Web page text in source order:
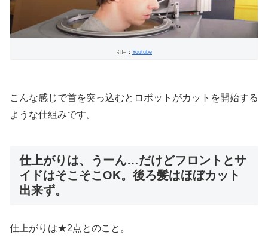
引用： Youtube
こんな感じで首を突っ込むとロボットがカットを開始する
ような仕組みです。
仕上がりは、うーん…だけどフロントとサ
イドはそこそこOK。後ろ髪はほぼカット
出来ず。
仕上がりは★2点とのこと。